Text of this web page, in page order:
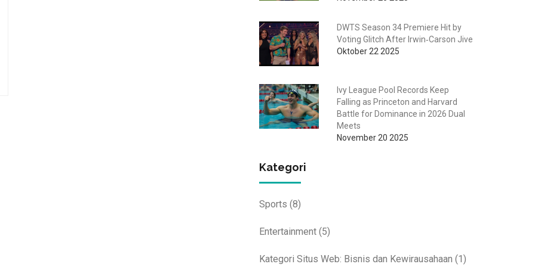
DWTS Season 34 Premiere Hit by
Voting Glitch After Irwin‑Carson Jive
Oktober 22 2025
Ivy League Pool Records Keep
Falling as Princeton and Harvard
Battle for Dominance in 2026 Dual
Meets
November 20 2025
Kategori
Sports (8)
Entertainment (5)
Kategori Situs Web: Bisnis dan Kewirausahaan (1)